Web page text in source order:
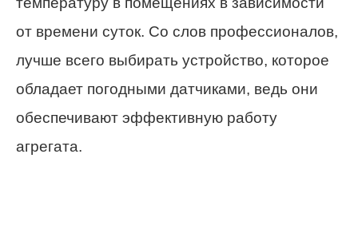
от времени суток. Со слов профессионалов,
лучше всего выбирать устройство, которое
обладает погодными датчиками, ведь они
обеспечивают эффективную работу
агрегата.